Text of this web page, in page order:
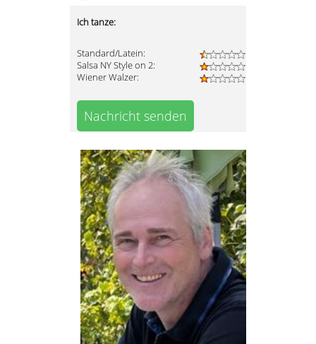
Ich tanze:
Standard/Latein:
Salsa NY Style on 2:
Wiener Walzer:
Nachricht senden